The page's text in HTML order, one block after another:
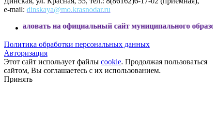
e-mail: dinskaya@mo.krasnodar.ru
на официальный сайт муниципального образования
Политика обработки персональных данных
Авторизация
Этот сайт использует файлы cookie. Продолжая пользоваться
сайтом, Вы соглашаетесь с их использованием.
Принять